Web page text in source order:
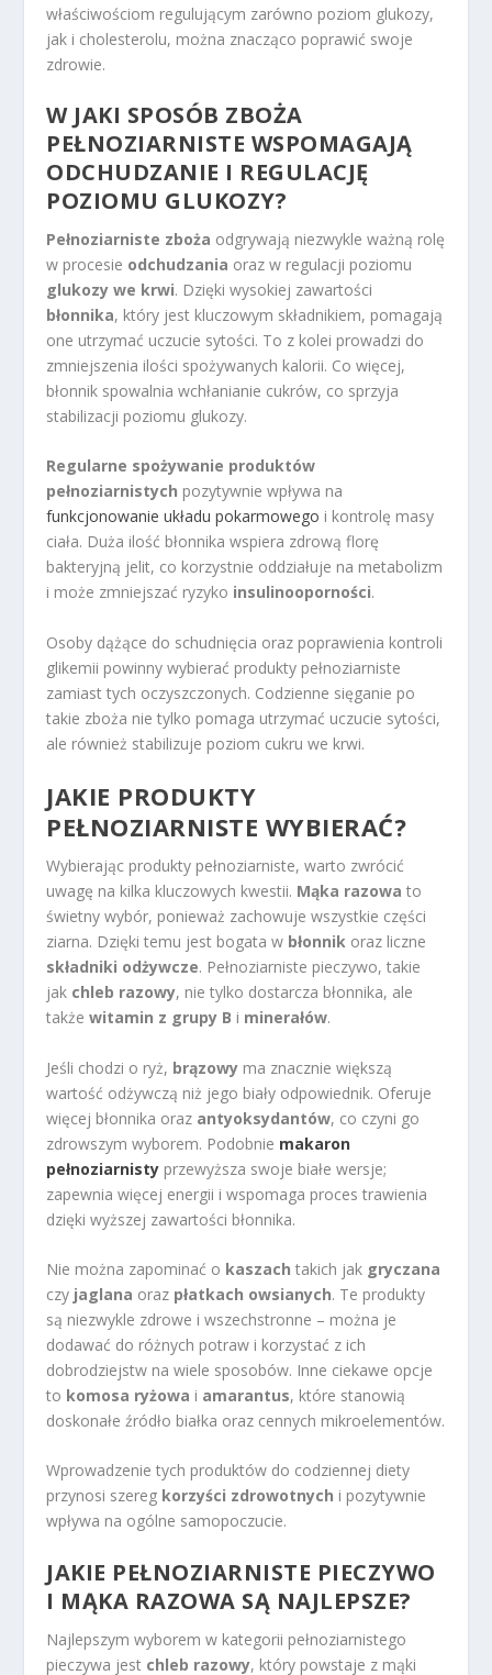
właściwościom regulującym zarówno poziom glukozy,
jak i cholesterolu, można znacząco poprawić swoje
zdrowie.
W JAKI SPOSÓB ZBOŻA
PEŁNOZIARNISTE WSPOMAGAJĄ
ODCHUDZANIE I REGULACJĘ
POZIOMU GLUKOZY?
Pełnoziarniste zboża odgrywają niezwykle ważną rolę
w procesie odchudzania oraz w regulacji poziomu
glukozy we krwi. Dzięki wysokiej zawartości
błonnika, który jest kluczowym składnikiem, pomagają
one utrzymać uczucie sytości. To z kolei prowadzi do
zmniejszenia ilości spożywanych kalorii. Co więcej,
błonnik spowalnia wchłanianie cukrów, co sprzyja
stabilizacji poziomu glukozy.
Regularne spożywanie produktów
pełnoziarnistych pozytywnie wpływa na
funkcjonowanie układu pokarmowego i kontrolę masy
ciała. Duża ilość błonnika wspiera zdrową florę
bakteryjną jelit, co korzystnie oddziałuje na metabolizm
i może zmniejszać ryzyko insulinooporności.
Osoby dążące do schudnięcia oraz poprawienia kontroli
glikemii powinny wybierać produkty pełnoziarniste
zamiast tych oczyszczonych. Codzienne sięganie po
takie zboża nie tylko pomaga utrzymać uczucie sytości,
ale również stabilizuje poziom cukru we krwi.
JAKIE PRODUKTY
PEŁNOZIARNISTE WYBIERAĆ?
Wybierając produkty pełnoziarniste, warto zwrócić
uwagę na kilka kluczowych kwestii. Mąka razowa to
świetny wybór, ponieważ zachowuje wszystkie części
ziarna. Dzięki temu jest bogata w błonnik oraz liczne
składniki odżywcze. Pełnoziarniste pieczywo, takie
jak chleb razowy, nie tylko dostarcza błonnika, ale
takżewitamin z grupy B i minerałów.
Jeśli chodzi o ryż, brązowy ma znacznie większą
wartość odżywczą niż jego biały odpowiednik. Oferuje
więcej błonnika oraz antyoksydantów, co czyni go
zdrowszym wyborem. Podobnie makaron
pełnoziarnisty przewyższa swoje białe wersje;
zapewnia więcej energii i wspomaga proces trawienia
dzięki wyższej zawartości błonnika.
Nie można zapominać o kaszach takich jak gryczana
czy jaglana oraz płatkach owsianych. Te produkty
są niezwykle zdrowe i wszechstronne – można je
dodawać do różnych potraw i korzystać z ich
dobrodziejstw na wiele sposobów. Inne ciekawe opcje
to komosa ryżowa i amarantus, które stanowią
doskonałe źródło białka oraz cennych mikroelementów.
Wprowadzenie tych produktów do codziennej diety
przynosi szereg korzyści zdrowotnych i pozytywnie
wpływa na ogólne samopoczucie.
JAKIE PEŁNOZIARNISTE PIECZYWO
I MĄKA RAZOWA SĄ NAJLEPSZE?
Najlepszym wyborem w kategorii pełnoziarnistego
pieczywa jest chleb razowy, który powstaje z mąki